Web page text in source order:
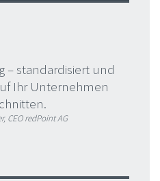
– standardisiert und
Ihr Unternehmen
CEO redPoint AG